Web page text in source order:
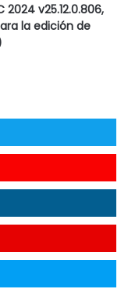
v25.12.0.806,
la edición de